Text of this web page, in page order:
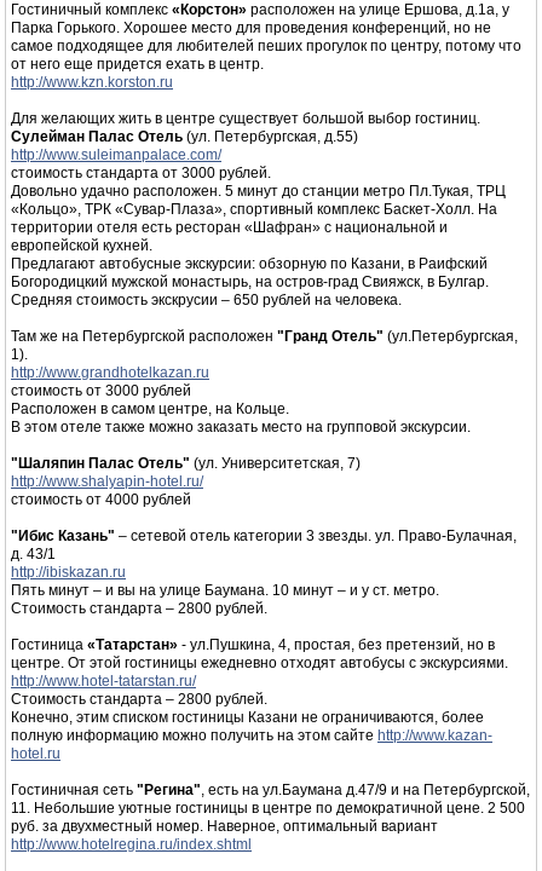
Гостиничный комплекс «Корстон» расположен на улице Ершова, д.1а, у
Парка Горького. Хорошее место для проведения конференций, но не
самое подходящее для любителей пеших прогулок по центру, потому что
от него еще придется ехать в центр.
http://www.kzn.korston.ru
Для желающих жить в центре существует большой выбор гостиниц.
Сулейман Палас Отель (ул. Петербургская, д.55)
http://www.suleimanpalace.com/
стоимость стандарта от 3000 рублей.
Довольно удачно расположен. 5 минут до станции метро Пл.Тукая, ТРЦ
«Кольцо», ТРК «Сувар-Плаза», спортивный комплекс Баскет-Холл. На
территории отеля есть ресторан «Шафран» с национальной и
европейской кухней.
Предлагают автобусные экскурсии: обзорную по Казани, в Раифский
Богородицкий мужской монастырь, на остров-град Свияжск, в Булгар.
Средняя стоимость экскрусии – 650 рублей на человека.
Там же на Петербургской расположен "Гранд Отель" (ул.Петербургская,
1).
http://www.grandhotelkazan.ru
стоимость от 3000 рублей
Расположен в самом центре, на Кольце.
В этом отеле также можно заказать место на групповой экскурсии.
"Шаляпин Палас Отель" (ул. Университетская, 7)
http://www.shalyapin-hotel.ru/
стоимость от 4000 рублей
"Ибис Казань" – сетевой отель категории 3 звезды. ул. Право-Булачная,
д. 43/1
http://ibiskazan.ru
Пять минут – и вы на улице Баумана. 10 минут – и у ст. метро.
Стоимость стандарта – 2800 рублей.
Гостиница «Татарстан» - ул.Пушкина, 4, простая, без претензий, но в
центре. От этой гостиницы ежедневно отходят автобусы с экскурсиями.
http://www.hotel-tatarstan.ru/
Стоимость стандарта – 2800 рублей.
Конечно, этим списком гостиницы Казани не ограничиваются, более
полную информацию можно получить на этом сайте http://www.kazan-
hotel.ru
Гостиничная сеть "Регина", есть на ул.Баумана д.47/9 и на Петербургской,
11. Небольшие уютные гостиницы в центре по демократичной цене. 2 500
руб. за двухместный номер. Наверное, оптимальный вариант
http://www.hotelregina.ru/index.shtml